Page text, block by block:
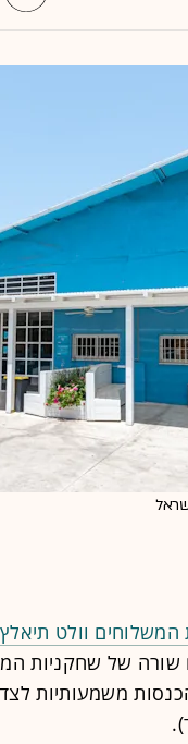
המשלוחים וולט
שורה של שחקניות
משמעותיות